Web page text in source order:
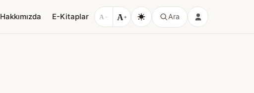
Hakkımızda E-Kitaplar A − A+ Ara